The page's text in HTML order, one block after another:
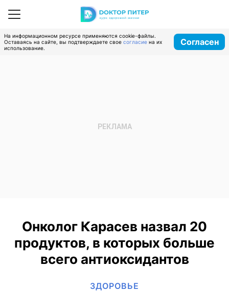
На информационном ресурсе применяются cookie-файлы.
Оставаясь на сайте, вы подтверждаете свое согласие на их
использование.
Согласен
Онколог Карасев назвал 20
продуктов, в которых больше
всего антиоксидантов
ЗДОРОВЬЕ